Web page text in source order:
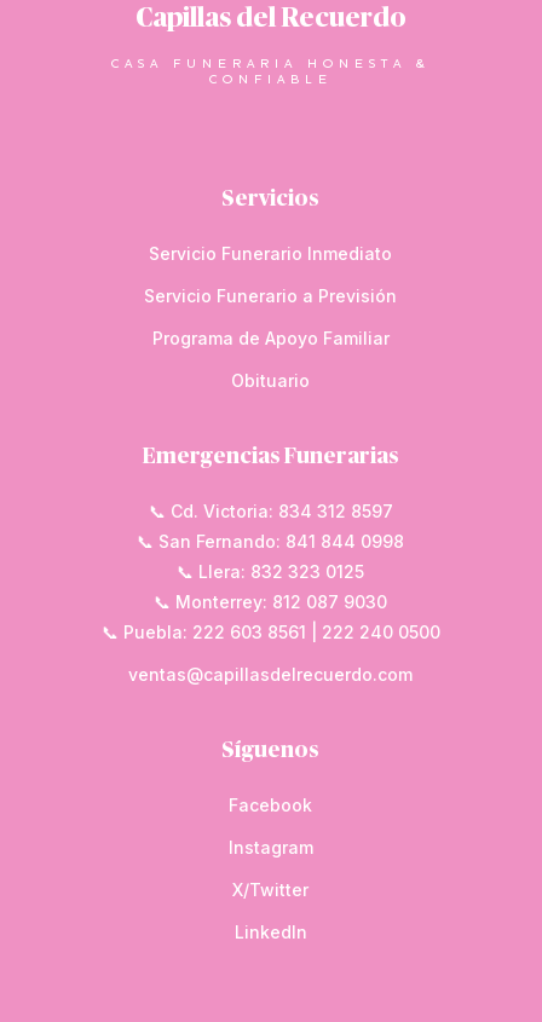
Capillas del Recuerdo
CASA FUNERARIA HONESTA &
CONFIABLE
Servicios
Servicio Funerario Inmediato
Servicio Funerario a Previsión
Programa de Apoyo Familiar
Obituario
Emergencias Funerarias
📞 Cd. Victoria: 834 312 8597
📞 San Fernando: 841 844 0998
📞 Llera: 832 323 0125
📞 Monterrey: 812 087 9030
📞 Puebla: 222 603 8561 | 222 240 0500
ventas@capillasdelrecuerdo.com
Síguenos
Facebook
Instagram
X/Twitter
LinkedIn